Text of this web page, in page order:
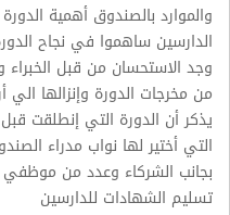
والموارد بالصندوق أهمية الدورة
الدارسين ساهموا في نجاح
وجد الاستحسان من قبل الخبراء
من مخرجات الدورة وإنزالها الي
يذكر أن الدورة التي إنطلقت
التي أختير لها نواب مدراء
بجانب الشركاء وعدد من
تسليم الشهادات للدارسين